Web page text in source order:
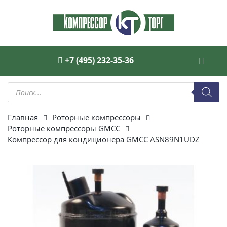
+7 (495) 232-35-36
Поиск
товаров
Главная
Роторные компрессоры
Роторные компрессоры GMCC
Компрессор для кондиционера GMCC ASN89N1UDZ